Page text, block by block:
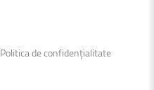
Politica de confidențialitate